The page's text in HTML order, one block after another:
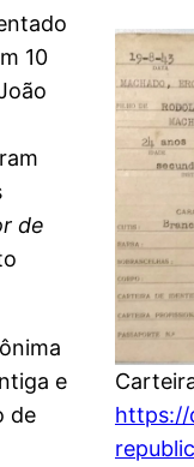
https://
10
de
e
de